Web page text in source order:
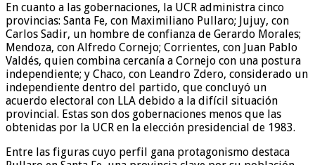
En cuanto a las gobernaciones, la UCR administra cinco
provincias: Santa Fe, con Maximiliano Pullaro; Jujuy, con
Carlos Sadir, un hombre de confianza de Gerardo Morales;
Mendoza, con Alfredo Cornejo; Corrientes, con Juan Pablo
Valdés, quien combina cercanía a Cornejo con una postura
independiente; y Chaco, con Leandro Zdero, considerado un
independiente dentro del partido, que concluyó un
acuerdo electoral con LLA debido a la difícil situación
provincial. Estas son dos gobernaciones menos que las
obtenidas por la UCR en la elección presidencial de 1983.
Entre las figuras cuyo perfil gana protagonismo destaca